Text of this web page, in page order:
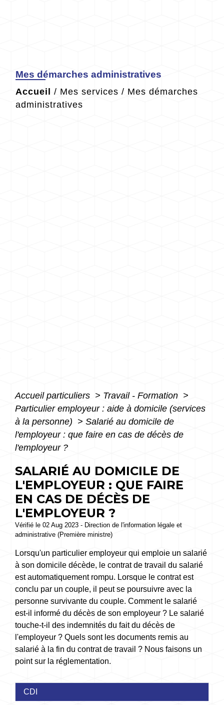
Mes démarches administratives
Accueil / Mes services / Mes démarches
administratives
Accueil particuliers > Travail - Formation >
Particulier employeur : aide à domicile (services
à la personne) > Salarié au domicile de
l'employeur : que faire en cas de décès de
l'employeur ?
SALARIÉ AU DOMICILE DE
L'EMPLOYEUR : QUE FAIRE
EN CAS DE DÉCÈS DE
L'EMPLOYEUR ?
Vérifié le 02 Aug 2023 - Direction de l'information légale et
administrative (Première ministre)
Lorsqu'un particulier employeur qui emploie un salarié
à son domicile décède, le contrat de travail du salarié
est automatiquement rompu. Lorsque le contrat est
conclu par un couple, il peut se poursuivre avec la
personne survivante du couple. Comment le salarié
est-il informé du décès de son employeur ? Le salarié
touche-t-il des indemnités du fait du décès de
l'employeur ? Quels sont les documents remis au
salarié à la fin du contrat de travail ? Nous faisons un
point sur la réglementation.
CDI